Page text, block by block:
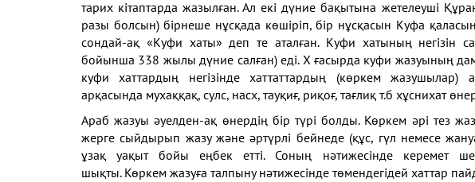
тарих кітаптарда жазылған. Ал екі дүние бақытына жетелеуші
разы болсын) бірнеше нұсқада көшіріп, бір нұсқасын Куфа
сондай-ақ «Куфи хаты» деп те аталған. Куфи хатының
бойынша 338 жылы дүние салған) еді. Х ғасырда куфи жазуының
куфи хаттардың негізінде хаттаттардың (көркем жазушылар)
арқасында мухаққақ, сулс, насх, тауқиғ, риқоғ, тағлиқ т.б хұснихат
Араб жазуы әуелден-ақ өнердің бір түрі болды. Көркем әрі тез
жерге сыйдырып жазу және әртүрлі бейнеде (құс, гүл немесе
ұзақ уақыт бойы еңбек етті. Соның нәтижесінде керемет
шықты. Көркем жазуға талпыну нәтижесінде төмендегідей хаттар